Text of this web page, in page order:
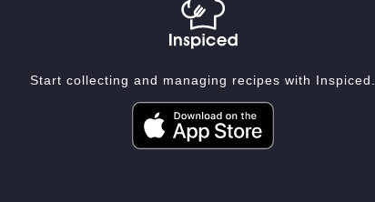
Start collecting and managing recipes with Inspiced.